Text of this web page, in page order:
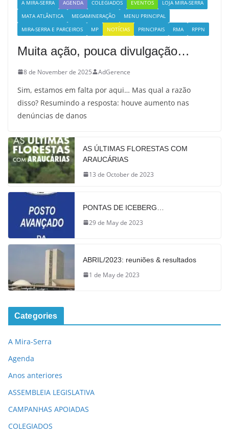
A MIRA-SERRA AGENDA COLEGIADOS EVENTOS
LOJA MIRA-SERRA
MATA ATLÂNTICA
MEGAMINERAÇÃO
MENU PRINCIPAL
MIRA-SERRA E PARCEIROS
MP NOTÍCIAS PRINCIPAIS RMA RPPN
Muita ação, pouca divulgação…
8 de November de 2025 AdGerence
Sim, estamos em falta por aqui… Mas qual a razão
disso? Resumindo a resposta: houve aumento nas
denúncias de danos
AS ÚLTIMAS FLORESTAS COM
ARAUCÁRIAS
13 de October de 2023
PONTAS DE ICEBERG…
29 de May de 2023
ABRIL/2023: reuniões & resultados
1 de May de 2023
Categories
A Mira-Serra
Agenda
Anos anteriores
ASSEMBLEIA LEGISLATIVA
CAMPANHAS APOIADAS
COLEGIADOS